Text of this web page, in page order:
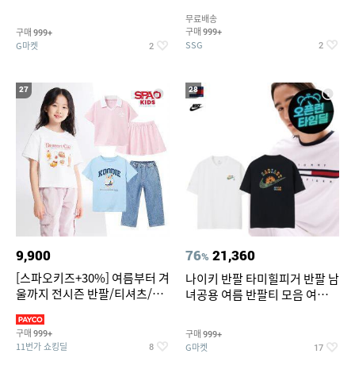
구매 999+
G마켓 2
무료배송
구매 999+
SSG 2
27
9,900
[스파오키즈+30%] 여름부터 겨
울까지 전시즌 반팔/티셔츠/셋
구매 999+
11번가 쇼킹딜 8
28
76% 21,360
나이키 반팔 타미힐피거 반팔 남
녀공용 여름 반팔티 모음 여름
구매 999+
G마켓 17